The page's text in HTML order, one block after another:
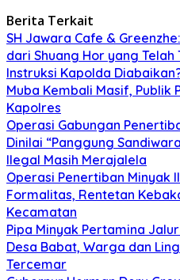
Berita Terkait
SH Jawara Cafe &
dari Shuang Hor yang Telah
Instruksi Kapolda
Muba Kembali Masif,
Kapolres
Operasi Gabungan
Dinilai “Panggung
Ilegal Masih Merajalela
Operasi Penertiban Minyak
Formalitas, Rentetan
Kecamatan
Pipa Minyak Pertamina
Desa Babat, Warga dan
Tercemar